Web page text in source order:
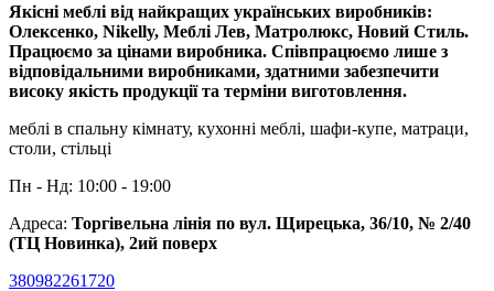
Якісні меблі від найкращих українських виробників:
Олексенко, Nikelly, Меблі Лев, Матролюкс, Новий Стиль.
Працюємо за цінами виробника. Співпрацюємо лише з
відповідальними виробниками, здатними забезпечити
високу якість продукції та терміни виготовлення.
меблі в спальну кімнату, кухонні меблі, шафи-купе, матраци,
столи, стільці
Пн - Нд: 10:00 - 19:00
Адреса: Торгівельна лінія по вул. Щирецька, 36/10, № 2/40
(ТЦ Новинка), 2ий поверх
380982261720